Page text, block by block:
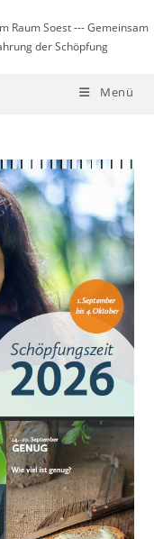
Raum Soest --- Gemeinsam
der Schöpfung
Menü